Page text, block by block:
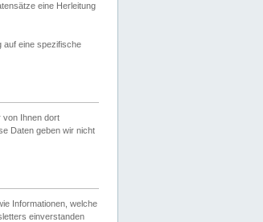
eine Herleitung
auf eine spezifische
von Ihnen dort
Daten geben wir nicht
Informationen, welche
einverstanden